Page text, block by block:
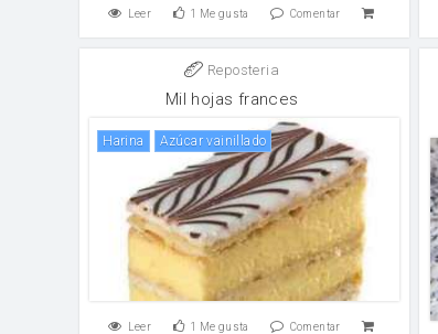
Leer 1 Me gusta Comentar
Reposteria
Mil hojas frances
harina Azúcar vainillado
Leer 1 Me gusta Comentar